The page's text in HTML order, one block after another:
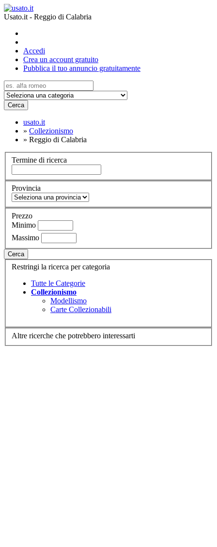
Usato.it - Reggio di Calabria
Accedi
Crea un account gratuito
Pubblica il tuo annuncio gratuitamente
Cerca
usato.it
» Collezionismo
» Reggio di Calabria
Termine di ricerca
Provincia
Prezzo
Minimo
Massimo
Cerca
Restringi la ricerca per categoria
Tutte le Categorie
Collezionismo
Modellismo
Carte Collezionabili
Altre ricerche che potrebbero interessarti